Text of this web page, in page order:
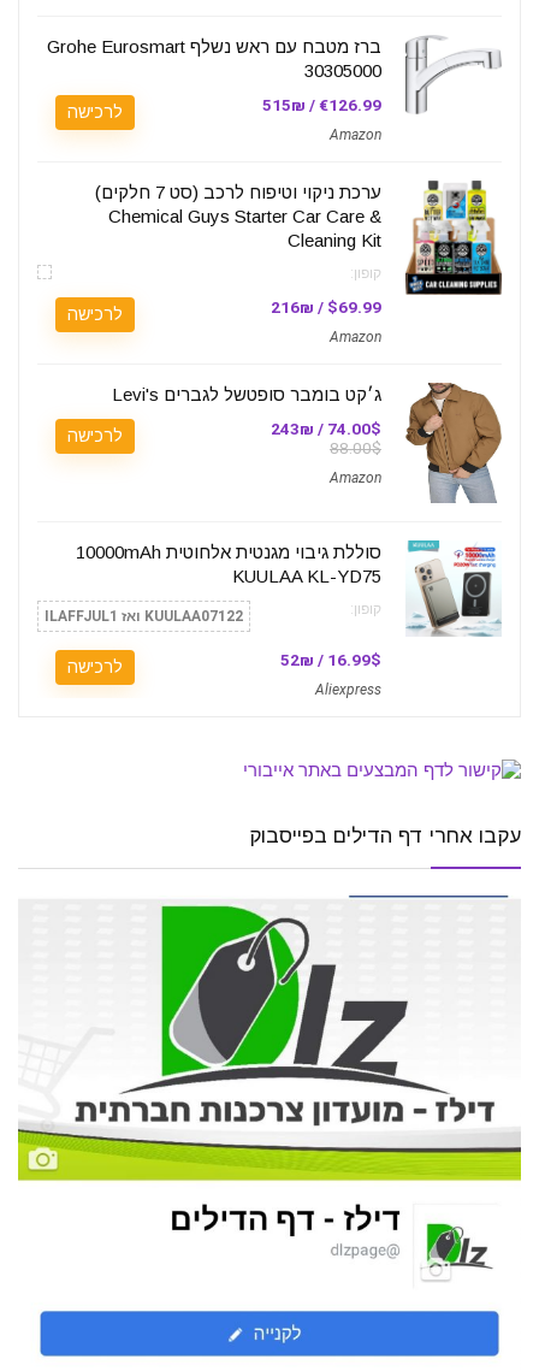
ברז מטבח עם ראש נשלף Grohe Eurosmart
30305000
€126.99 / 515₪
Amazon
לרכישה
ערכת ניקוי וטיפוח לרכב (סט 7 חלקים)
Chemical Guys Starter Car Care &
Cleaning Kit
קופון:
$69.99 / 216₪
Amazon
לרכישה
ג׳קט בומבר סופטשל לגברים Levi's
74.00$ / 243₪
88.00$
Amazon
לרכישה
סוללת גיבוי מגנטית אלחוטית 10000mAh
KUULAA KL-YD75
קופון: KUULAA07122 ואז ILAFFJUL1
16.99$ / 52₪
Aliexpress
לרכישה
עקבו אחרי דף הדילים בפייסבוק